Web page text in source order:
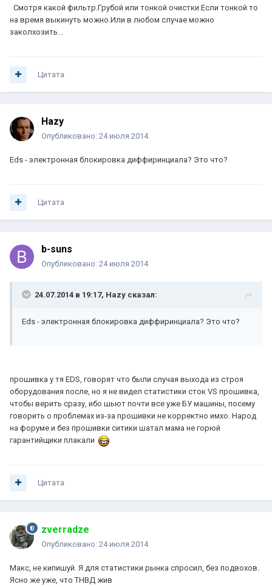
Смотря какой фильтр.Грубой или тонкой очистки.Если тонкой то
на время выкинуть можно.Или в любом случае можно
заколхозить...
Цитата
Hazy
Опубликовано: 24 июля 2014
Eds - электронная блокировка диффиринциала? Это что?
Цитата
b-suns
Опубликовано: 24 июля 2014
24.07.2014 в 19:17, Hazy сказал:
Eds - электронная блокировка диффиринциала? Это что?
прошивка у тя EDS, говорят что были случая выхода из строя
оборудования после, но я не видел статистики сток VS прошивка,
чтобы верить сразу, ибо шьют почти все уже БУ машины, посему
говорить о проблемах из-за прошивки не корректно имхо. Народ
на форуме и без прошивки ситики шатал мама не горюй
гарантийщики плакали
Цитата
zverradze
Опубликовано: 24 июля 2014
Макс, не кипишуй. Я для статистики рынка спросил, без подвохов.
Ясно же уже, что ТНВД жив